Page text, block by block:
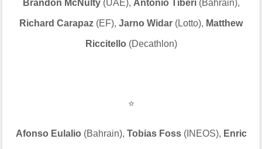
Brandon McNulty(UAE), Antonio Tiberi(Bahrain),
Richard Carapaz (EF), Jarno Widar (Lotto), Matthew
Riccitello (Decathlon)
⭐
Afonso Eulalio (Bahrain), Tobias Foss(INEOS), Enric